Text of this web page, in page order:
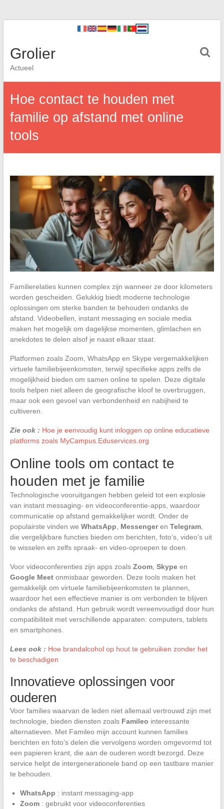
Grolier
Actueel
Hoe contact te houden met
familie op afstand met online
tools
Familierelaties kunnen complex zijn wanneer ze door kilometers
worden gescheiden. Gelukkig biedt moderne technologie
oplossingen om sterke banden te behouden ondanks de
afstand. Videobellen, instant messaging en sociale media
maken het mogelijk om dagelijkse momenten, glimlachen en
anekdotes te delen alsof je naast elkaar staat.
Platformen zoals Zoom, WhatsApp en Skype vergemakkelijken
virtuele familiebijeenkomsten, terwijl specifieke apps zelfs de
mogelijkheid bieden om samen online te spelen. Deze digitale
tools helpen niet alleen de geografische kloof te overbruggen,
maar ook een gevoel van verbondenheid en nabijheid te
cultiveren.
Zie ook : Hoe je eenvoudig kunt inloggen op online educatieve
platforms zoals MyCampus.Eduservices.org
Online tools om contact te
houden met je familie
Technologische vooruitgangen hebben geleid tot een explosie
van instant messaging- en videoconferentie-apps, waardoor
communicatie op afstand gemakkelijker wordt. Onder de
populairste vinden we WhatsApp Messengeren Telegram,
die vergelijkbare functies bieden om berichten, foto’s, video’s uit
te wisselen en zelfs spraak- en video-oproepen te doen.
Voor videoconferenties zijn apps zoals Zoom, Skypeen
Google Meetonmisbaar geworden. Deze tools maken het
gemakkelijk om virtuele familiebijeenkomsten te plannen,
waardoor het een effectieve manier is om verbonden te blijven
ondanks de afstand. Hun gebruik wordt vereenvoudigd door hun
compatibiliteit met verschillende apparaten: computers, tablets
en smartphones.
Lees ook : Hoe brandalcohol op hout te gebruiken zonder het
te beschadigen
Innovatieve oplossingen voor
ouderen
Voor families waarvan de leden niet allemaal vertrouwd zijn met
technologie, bieden diensten zoals Famileo interessante
alternatieven. Met Famileo mijn account kunnen families
berichten en foto’s delen die vervolgens worden omgevormd tot
een papieren krant, die aan de ouderen wordt bezorgd. Deze
service helpt de intergenerationele band op een tastbare manier
te behouden.
WhatsApp : instant messaging-app
Zoom: gebruikt voor videoconferenties